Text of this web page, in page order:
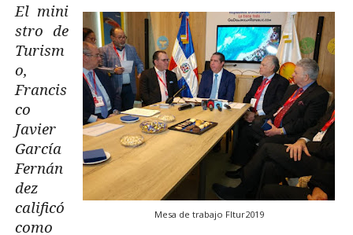
Mesa de trabajo FItur2019
El mini
stro de
Turism
o,
Francis
co
Javier
García
Fernán
dez
calificó
como